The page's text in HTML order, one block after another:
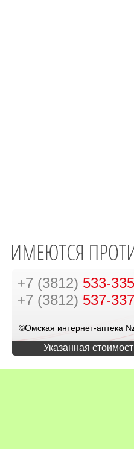
+7 (3812) 533-335
+7 (3812) 537-337
©Омская интернет-аптека
Указанная